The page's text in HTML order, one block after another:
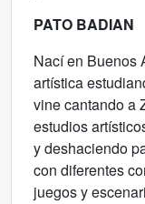
PATO BADIAN
Nací en Buenos
artística
vine cantando a
estudios
y deshaciendo
con diferentes
juegos y